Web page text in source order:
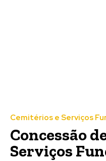
Cemitérios e Serviços
Concessão
Serviços